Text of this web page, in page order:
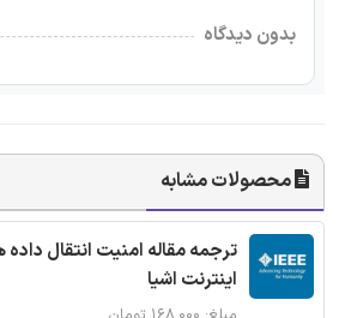
بدون دیدگاه
محصولات مشابه
اینترنت اشیا